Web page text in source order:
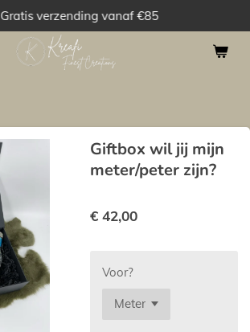
Gratis verzending vanaf €85
Giftbox wil jij mijn
meter/peter zijn?
€ 42,00
Voor?